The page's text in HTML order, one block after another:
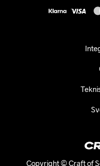
Copyright © Craft of